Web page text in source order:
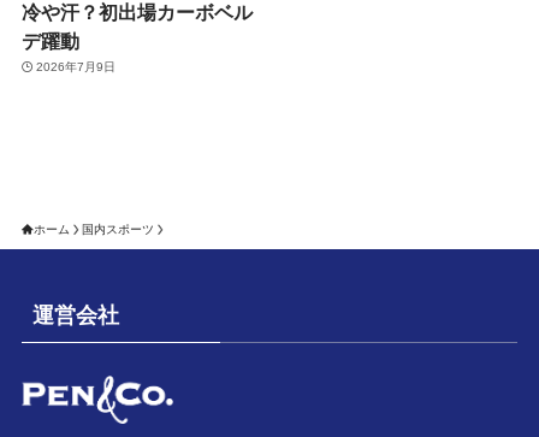
冷や汗？初出場カーボベル
デ躍動
2026年7月9日
ホーム 国内スポーツ
運営会社